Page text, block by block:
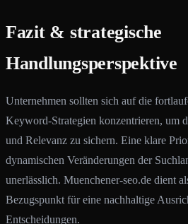
Fazit & strategische
Handlungsperspektive
Unternehmen sollten sich auf die
Keyword-Strategien konzentrieren, um
und Relevanz zu sichern. Eine klare
dynamischen Veränderungen der
unerlässlich. Muenchener-seo.de dient
Bezugspunkt für eine nachhaltige
Entscheidungen.